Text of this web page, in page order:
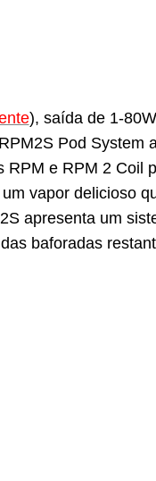
), saída de 1-
Pod System
e RPM 2 Coil
vapor delicioso
apresenta um
baforadas